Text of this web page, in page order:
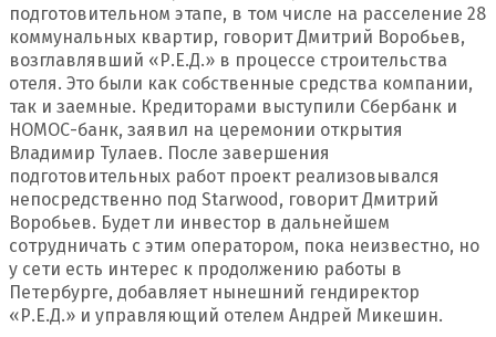
подготовительном этапе, в том числе на расселение 28
коммунальных квартир, говорит Дмитрий Воробьев,
возглавлявший «Р.Е.Д.» в процессе строительства
отеля. Это были как собственные средства компании,
так и заемные. Кредиторами выступили Сбербанк и
НОМОС-банк, заявил на церемонии открытия
Владимир Тулаев. После завершения
подготовительных работ проект реализовывался
непосредственно под Starwood, говорит Дмитрий
Воробьев. Будет ли инвестор в дальнейшем
сотрудничать с этим оператором, пока неизвестно, но
у сети есть интерес к продолжению работы в
Петербурге, добавляет нынешний гендиректор
«Р.Е.Д.» и управляющий отелем Андрей Микешин.